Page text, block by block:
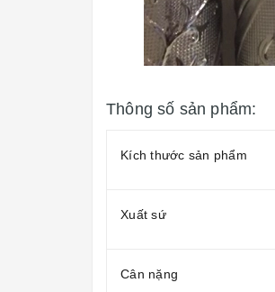
Thông số sản phẩm:
Kích thước sản phẩm
Xuất sứ
Cân nặng